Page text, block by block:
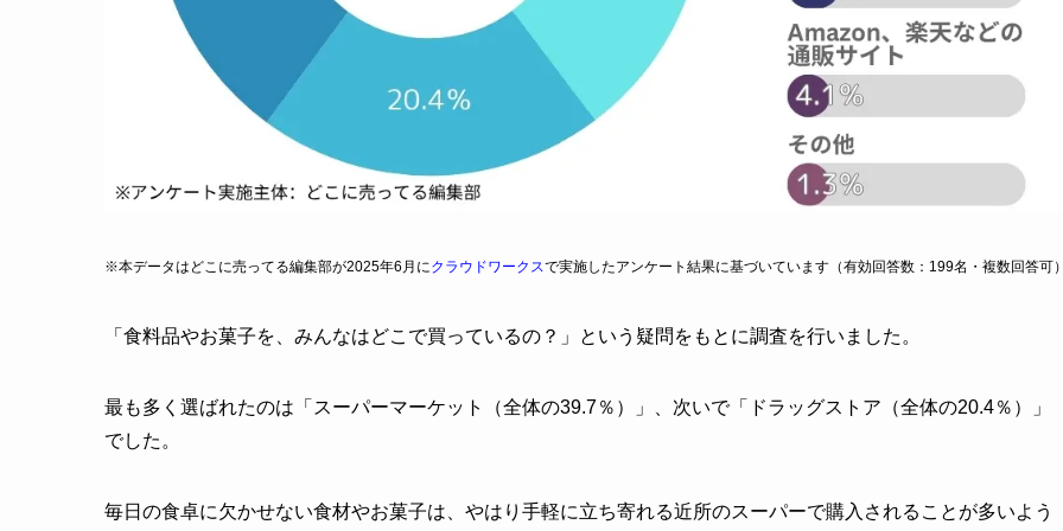
※本データはどこに売ってる編集部が2025年6月にクラウドワークスで実施したアンケート結果に基づいています（有効回答数：199名・複数回答可
「食料品やお菓子を、みんなはどこで買っているの？」という疑問をもとに調査を行いました。
最も多く選ばれたのは「スーパーマーケット（全体の39.7％）」、次いで「ドラッグストア（全体の20.4％）」
でした。
毎日の食卓に欠かせない食材やお菓子は、やはり手軽に立ち寄れる近所のスーパーで購入されることが多いよう